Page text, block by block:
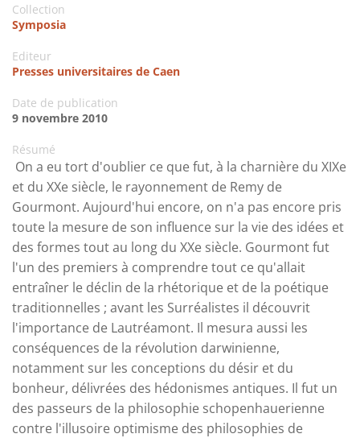
Collection
Symposia
Editeur
Presses universitaires de Caen
Date de publication
9 novembre 2010
Résumé
On a eu tort d'oublier ce que fut, à la charnière du XIXe
et du XXe siècle, le rayonnement de Remy de
Gourmont. Aujourd'hui encore, on n'a pas encore pris
toute la mesure de son influence sur la vie des idées et
des formes tout au long du XXe siècle. Gourmont fut
l'un des premiers à comprendre tout ce qu'allait
entraîner le déclin de la rhétorique et de la poétique
traditionnelles ; avant les Surréalistes il découvrit
l'importance de Lautréamont. Il mesura aussi les
conséquences de la révolution darwinienne,
notamment sur les conceptions du désir et du
bonheur, délivrées des hédonismes antiques. Il fut un
des passeurs de la philosophie schopenhauerienne
contre l'illusoire optimisme des philosophies de